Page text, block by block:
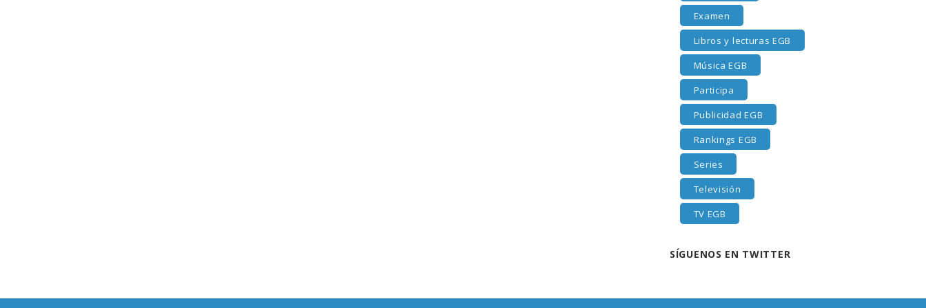
Examen
Libros y lecturas EGB
Música EGB
Participa
Publicidad EGB
Rankings EGB
Series
Televisión
TV EGB
SÍGUENOS EN TWITTER